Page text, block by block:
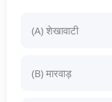
(A) शेखावाटी
(B) मारवाड़